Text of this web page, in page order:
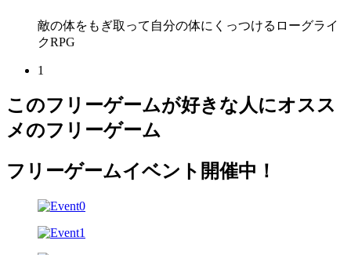
敵の体をもぎ取って自分の体にくっつけるローグライ
クRPG
1
このフリーゲームが好きな人にオスス
メのフリーゲーム
フリーゲームイベント開催中！